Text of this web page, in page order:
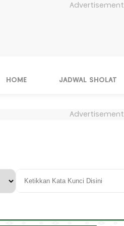
Advertisement
HOME JADWAL SHOLAT
Advertisement